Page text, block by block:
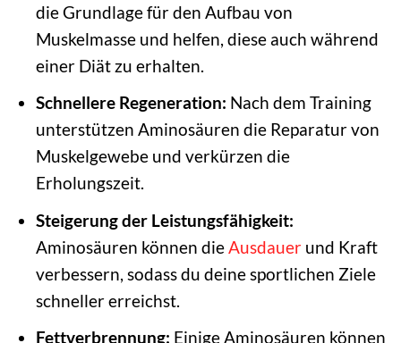
die Grundlage für den Aufbau von
Muskelmasse und helfen, diese auch während
einer Diät zu erhalten.
Schnellere Regeneration: Nach dem Training
unterstützen Aminosäuren die Reparatur von
Muskelgewebe und verkürzen die
Erholungszeit.
Steigerung der Leistungsfähigkeit:
Aminosäuren können dieAusdauerund Kraft
verbessern, sodass du deine sportlichen Ziele
schneller erreichst.
Fettverbrennung: Einige Aminosäuren können